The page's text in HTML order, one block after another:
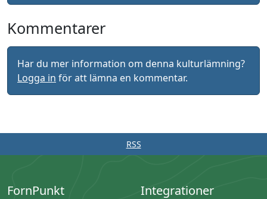
Kommentarer
Har du mer information om denna kulturlämning?
Logga in för att lämna en kommentar.
RSS
FornPunkt Integrationer